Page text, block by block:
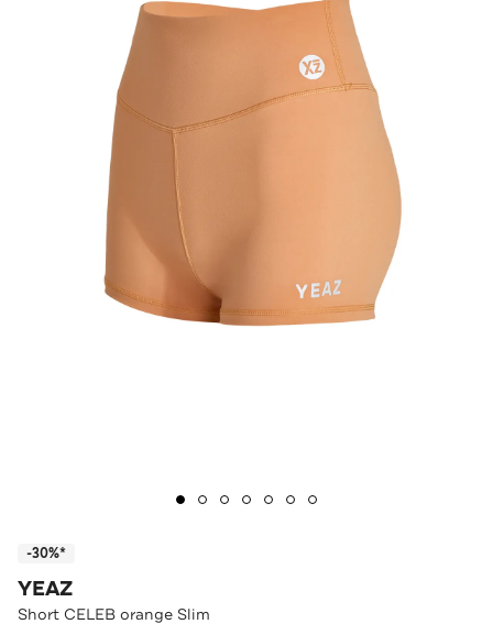
-30%*
YEAZ
Short CELEB orange Slim